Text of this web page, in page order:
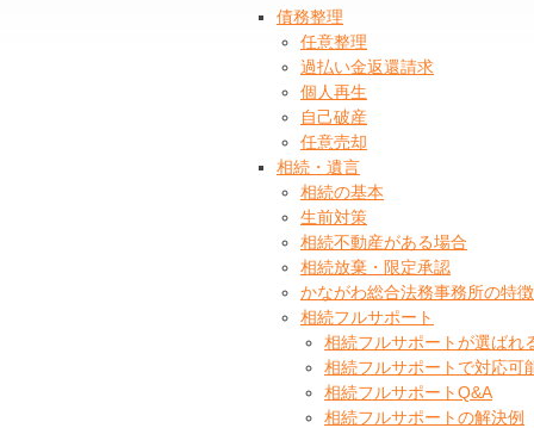
債務整理
任意整理
過払い金返還請求
個人再生
自己破産
任意売却
相続・遺言
相続の基本
生前対策
相続不動産がある場合
相続放棄・限定承認
かながわ総合法務事務所の特徴
相続フルサポート
相続フルサポートが選ばれ
相続フルサポートで対応可
相続フルサポートQ&A
相続フルサポートの解決例